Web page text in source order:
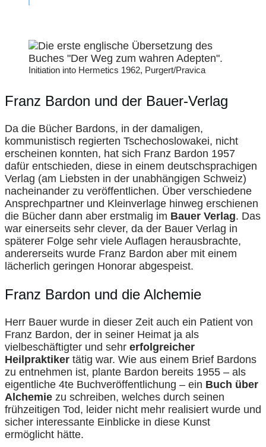
Initiation into Hermetics 1962, Purgert/Pravica
Franz Bardon und der Bauer-Verlag
Da die Bücher Bardons, in der damaligen,
kommunistisch regierten Tschechoslowakei, nicht
erscheinen konnten, hat sich Franz Bardon 1957
dafür entschieden, diese in einem deutschsprachigen
Verlag (am Liebsten in der unabhängigen Schweiz)
nacheinander zu veröffentlichen. Über verschiedene
Ansprechpartner und Kleinverlage hinweg erschienen
die Bücher dann aber erstmalig im Bauer Verlag. Das
war einerseits sehr clever, da der Bauer Verlag in
späterer Folge sehr viele Auflagen herausbrachte,
andererseits wurde Franz Bardon aber mit einem
lächerlich geringen Honorar abgespeist.
Franz Bardon und die Alchemie
Herr Bauer wurde in dieser Zeit auch ein Patient von
Franz Bardon, der in seiner Heimat ja als
vielbeschäftigter und sehr erfolgreicher
Heilpraktiker tätig war. Wie aus einem Brief Bardons
zu entnehmen ist, plante Bardon bereits 1955 – als
eigentliche 4te Buchveröffentlichung – ein Buch über
Alchemie zu schreiben, welches durch seinen
frühzeitigen Tod, leider nicht mehr realisiert wurde und
sicher interessante Einblicke in diese Kunst
ermöglicht hätte.